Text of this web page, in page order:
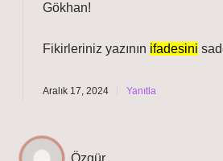
Gökhan!
Fikirleriniz yazının ifadesini
Aralık 17, 2024 Yanıtla
Özgür